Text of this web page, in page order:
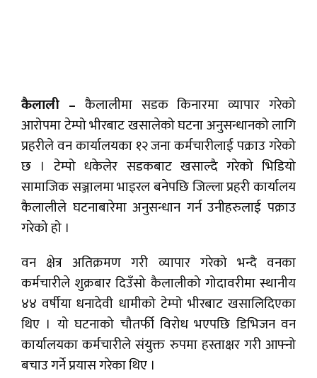
कैलाली – कैलालीमा सडक किनारमा व्यापार गरेको
आरोपमा टेम्पो भीरबाट खसालेको घटना अनुसन्धानको लागि
प्रहरीले वन कार्यालयका १२ जना कर्मचारीलाई पक्राउ गरेको
छ । टेम्पो धकेलेर सडकबाट खसाल्दै गरेको भिडियो
सामाजिक सञ्जालमा भाइरल बनेपछि जिल्ला प्रहरी कार्यालय
कैलालीले घटनाबारेमा अनुसन्धान गर्न उनीहरुलाई पक्राउ
गरेको हो ।
वन क्षेत्र अतिक्रमण गरी व्यापार गरेको भन्दै वनका
कर्मचारीले शुक्रबार दिउँसो कैलालीको गोदावरीमा स्थानीय
४४ वर्षीया धनादेवी धामीको टेम्पो भीरबाट खसालिदिएका
थिए । यो घटनाको चौतर्फी विरोध भएपछि डिभिजन वन
कार्यालयका कर्मचारीले संयुक्त रुपमा हस्ताक्षर गरी आफ्नो
बचाउ गर्ने प्रयास गरेका थिए ।